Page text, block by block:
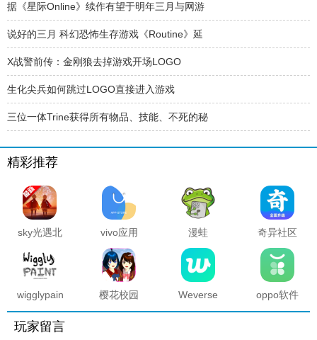
据《星际Online》续作有望于明年三月与网游
说好的三月 科幻恐怖生存游戏《Routine》延
X战警前传：金刚狼去掉游戏开场LOGO
生化尖兵如何跳过LOGO直接进入游戏
三位一体Trine获得所有物品、技能、不死的秘
精彩推荐
sky光遇北
解锁版
vivo应用
正版
漫蛙
官方正版
奇异社区
载安装
2025最新
版本
wigglypaint
樱花校园
Weverse
oppo软件
玩家留言